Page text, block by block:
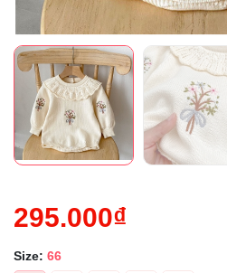
295.000₫
Size: 66
Mã giảm giá:
Ngày hết hạn:
Điều kiện: